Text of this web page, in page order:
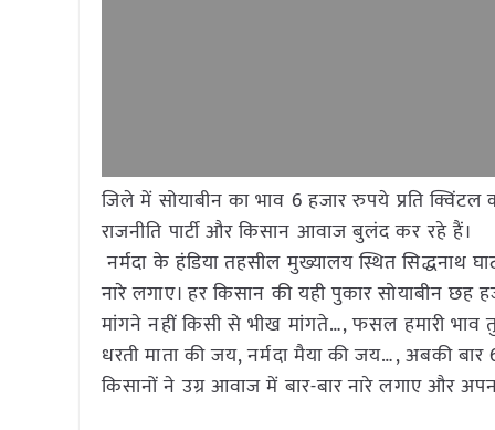
जिले में सोयाबीन का भाव 6 हजार रुपये प्रति
राजनीति पार्टी और किसान आवाज बुलंद कर रहे हैं।
नर्मदा के हंडिया तहसील मुख्यालय स्थित सिद्धनाथ
नारे लगाए। हर किसान की यही पुकार सोयाबीन
मांगने नहीं किसी से भीख मांगते…, फसल हमारी भाव
धरती माता की जय, नर्मदा मैया की जय…, अबकी
किसानों ने उग्र आवाज में बार-बार नारे लगाए और